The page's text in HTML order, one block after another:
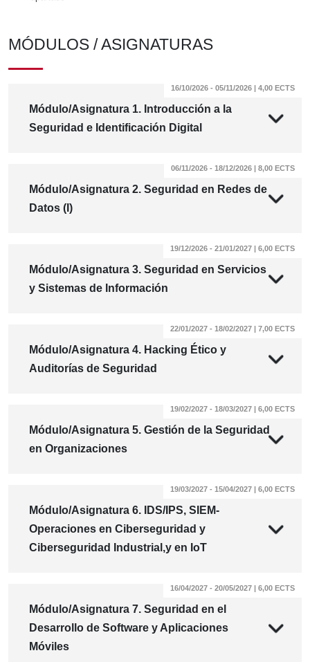
MÓDULOS / ASIGNATURAS
Módulo/Asignatura 1. Introducción a la
Seguridad e Identificación Digital
16/10/2026 - 05/11/2026 | 4,00 ECTS
Módulo/Asignatura 2. Seguridad en Redes de
Datos (I)
06/11/2026 - 18/12/2026 | 8,00 ECTS
Módulo/Asignatura 3. Seguridad en Servicios
y Sistemas de Información
19/12/2026 - 21/01/2027 | 6,00 ECTS
Módulo/Asignatura 4. Hacking Ético y
Auditorías de Seguridad
22/01/2027 - 18/02/2027 | 7,00 ECTS
Módulo/Asignatura 5. Gestión de la Seguridad
en Organizaciones
19/02/2027 - 18/03/2027 | 6,00 ECTS
Módulo/Asignatura 6. IDS/IPS, SIEM-
Operaciones en Ciberseguridad y
Ciberseguridad Industrial,y en IoT
19/03/2027 - 15/04/2027 | 6,00 ECTS
Módulo/Asignatura 7. Seguridad en el
Desarrollo de Software y Aplicaciones
Móviles
16/04/2027 - 20/05/2027 | 6,00 ECTS